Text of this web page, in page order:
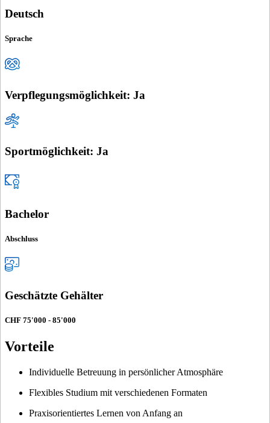
Deutsch
Sprache
Verpflegungsmöglichkeit: Ja
Sportmöglichkeit: Ja
Bachelor
Abschluss
Geschätzte Gehälter
CHF 75'000 - 85'000
Vorteile
Individuelle Betreuung in persönlicher Atmosphäre
Flexibles Studium mit verschiedenen Formaten
Praxisorientiertes Lernen von Anfang an